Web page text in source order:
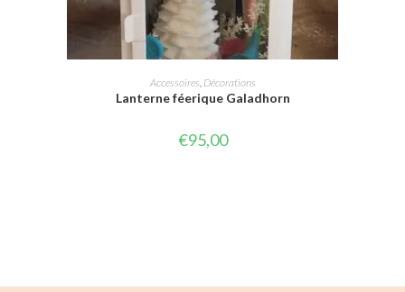
LIRE LA SUITE
Accessoires Décorations
Lanterne féerique Galadhorn
€95,00